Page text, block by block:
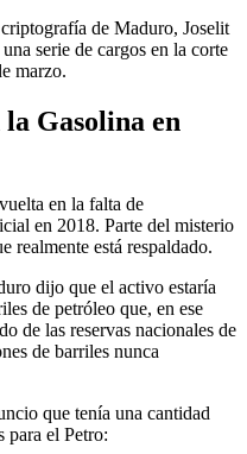
de Maduro, Joselit
serie de cargos en la corte
marzo.
Gasolina en
en la falta de
en 2018. Parte del misterio
realmente está respaldado.
dijo que el activo estaría
de petróleo que, en ese
de las reservas nacionales de
de barriles nunca
que tenía una cantidad
para el Petro: